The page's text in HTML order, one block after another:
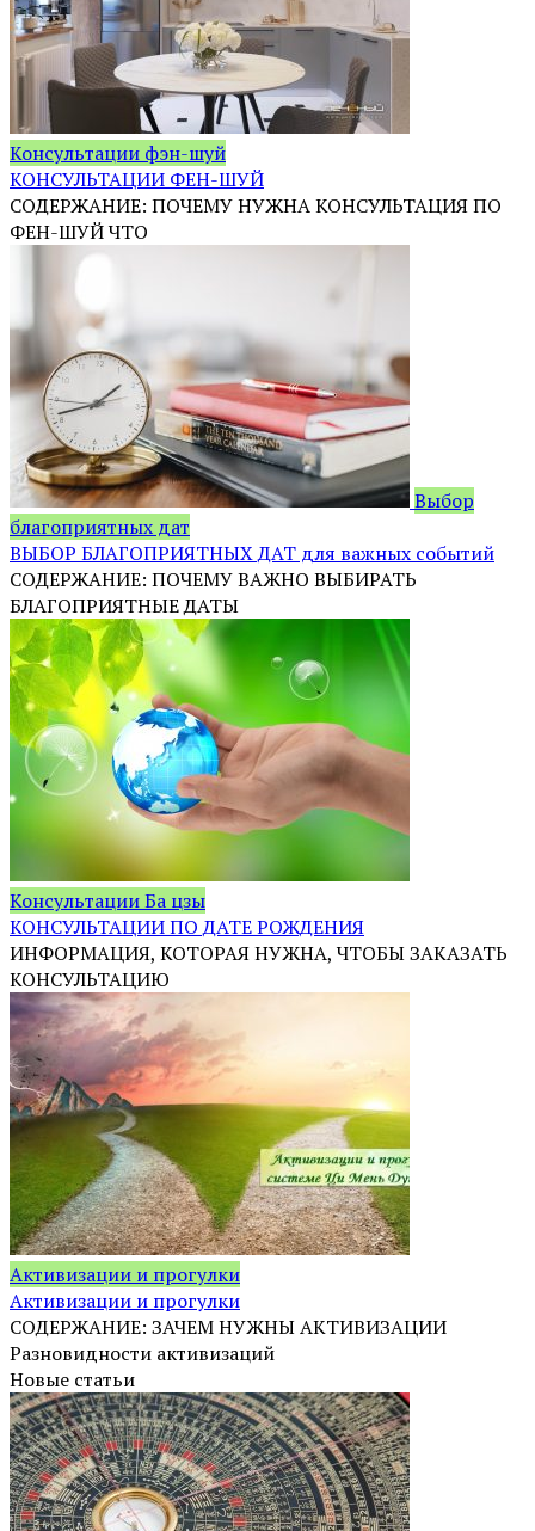
Консультации фэн-шуй
КОНСУЛЬТАЦИИ ФЕН-ШУЙ
СОДЕРЖАНИЕ: ПОЧЕМУ НУЖНА КОНСУЛЬТАЦИЯ ПО
ФЕН-ШУЙ ЧТО
Выбор
благоприятных дат
ВЫБОР БЛАГОПРИЯТНЫХ ДАТ для важных событий
СОДЕРЖАНИЕ: ПОЧЕМУ ВАЖНО ВЫБИРАТЬ
БЛАГОПРИЯТНЫЕ ДАТЫ
Консультации Ба цзы
КОНСУЛЬТАЦИИ ПО ДАТЕ РОЖДЕНИЯ
ИНФОРМАЦИЯ, КОТОРАЯ НУЖНА, ЧТОБЫ ЗАКАЗАТЬ
КОНСУЛЬТАЦИЮ
Активизации и прогулки
Активизации и прогулки
СОДЕРЖАНИЕ: ЗАЧЕМ НУЖНЫ АКТИВИЗАЦИИ
Разновидности активизаций
Новые статьи